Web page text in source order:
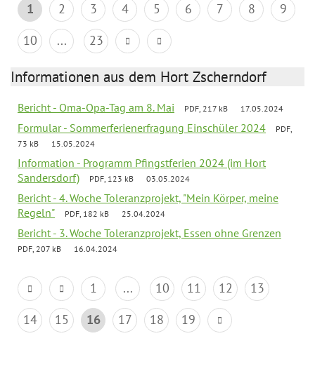
1 2 3 4 5 6 7 8
9
10
... 23
Informationen aus dem Hort Zscherndorf
Bericht - Oma-Opa-Tag am 8. Mai PDF, 217 kB 17.05.2024
Formular - Sommerferienerfragung Einschüler 2024
PDF,
73 kB
15.05.2024
Information - Programm Pfingstferien 2024 (im Hort
Sandersdorf)
PDF, 123 kB 03.05.2024
Bericht - 4. Woche Toleranzprojekt, "Mein Körper, meine
Regeln"
PDF, 182 kB 25.04.2024
Bericht - 3. Woche Toleranzprojekt, Essen ohne Grenzen
PDF, 207 kB 16.04.2024
1 ... 10 11 12
13
14
15 16 17 18 19